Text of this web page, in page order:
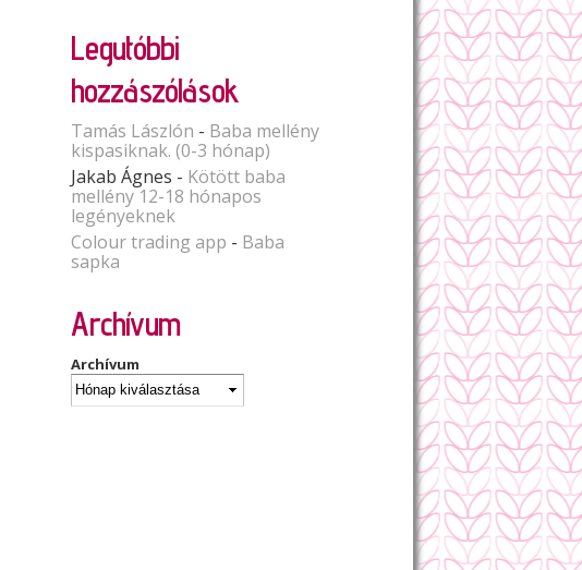
Legutóbbi
hozzászólások
Tamás Lászlón - Baba mellény
kispasiknak. (0-3 hónap)
Jakab Ágnes - Kötött baba
mellény 12-18 hónapos
legényeknek
Colour trading app - Baba
sapka
Archívum
Archívum